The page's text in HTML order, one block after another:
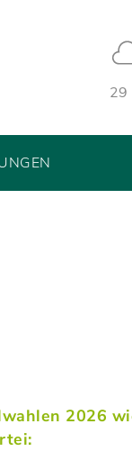
29
2026